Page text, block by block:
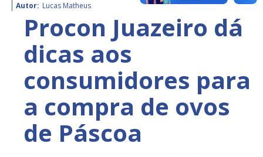
Autor: Lucas Matheus
Procon Juazeiro dá
dicas aos
consumidores para
a compra de ovos
de Páscoa